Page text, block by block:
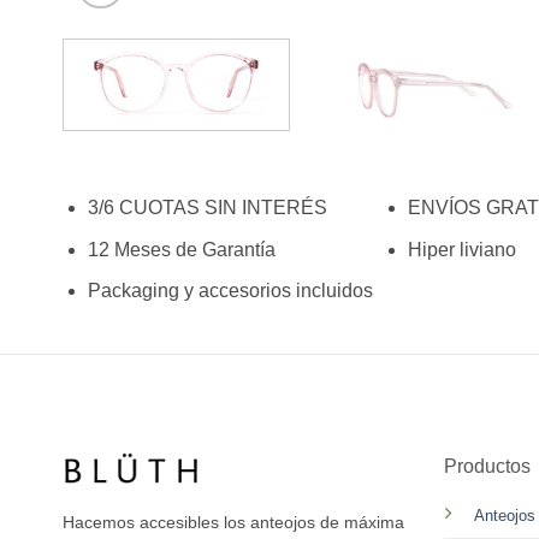
3/6 CUOTAS SIN INTERÉS ENVÍOS
12 Meses de Garantía Hiper liviano
Packaging y accesorios incluidos
Hacemos accesibles los anteojos de máxima
Productos
Anteojos